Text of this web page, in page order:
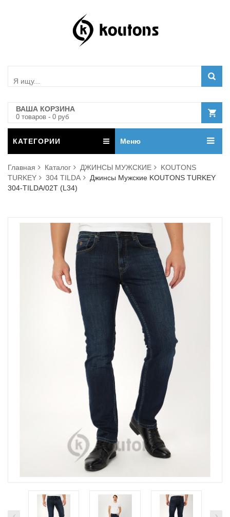
ВАША КОРЗИНА
0 товаров - 0 руб
КАТЕГОРИИ Меню
Главная Каталог ДЖИНСЫ МУЖСКИЕ
KOUTONS
TURKEY
304 TILDA
Джинсы Мужские KOUTONS TURKEY
304-TILDA/02T (L34)